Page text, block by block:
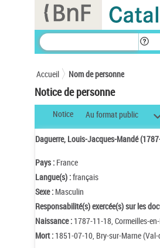
Accueil Nom de personne
Notice de personne
Notice Au format public
Daguerre, Louis-Jacques-Mandé
Pays : France
Langue(s) :français
Sexe : Masculin
Responsabilité(s) exercée(s) sur les
Naissance : 1787-11-18, Cormeilles-
Mort : 1851-07-10, Bry-sur-Marne
Panneau de gestion des cookies